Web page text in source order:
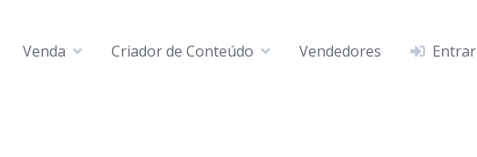
Venda Criador de Conteúdo Vendedores Entrar